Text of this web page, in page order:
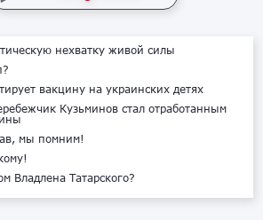
нехватку живой силы
вакцину на украинских детях
Кузьминов стал отработанным
мы помним!
Владлена Татарского?